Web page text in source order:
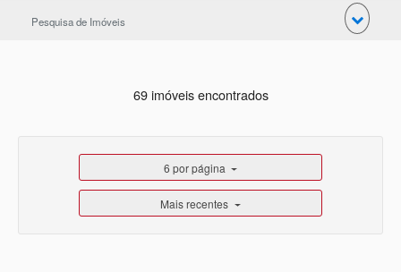
Pesquisa de Imóveis
69 imóveis encontrados
6 por página
Mais recentes